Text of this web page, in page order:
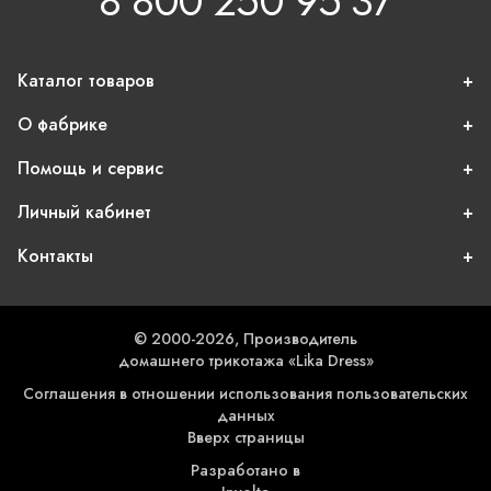
Каталог товаров
О фабрике
Помощь и сервис
Личный кабинет
Контакты
© 2000-2026, Производитель
домашнего трикотажа «Lika Dress»
Соглашения в отношении использования пользовательских
данных
Вверх страницы
Разработано в